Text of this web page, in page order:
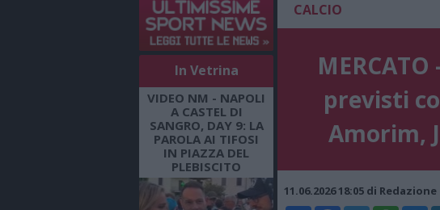
In Vetrina
VIDEO NM - NAPOLI
A CASTEL DI
SANGRO, DAY 9: LA
PAROLA AI TIFOSI
IN PIAZZA DEL
PLEBISCITO
CALCIO
previsti
Amorim,
11.06.2026 18:05 di Redazione